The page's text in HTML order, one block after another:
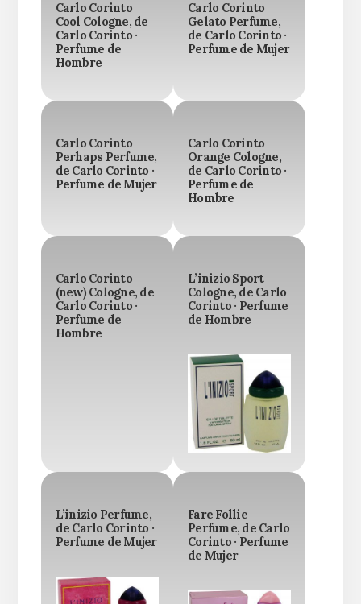
Carlo Corinto
Cool Cologne, de
Carlo Corinto ·
Perfume de
Hombre
Carlo Corinto
Gelato Perfume,
de Carlo Corinto ·
Perfume de Mujer
Carlo Corinto
Perhaps Perfume,
de Carlo Corinto ·
Perfume de Mujer
Carlo Corinto
Orange Cologne,
de Carlo Corinto ·
Perfume de
Hombre
Carlo Corinto
(new) Cologne, de
Carlo Corinto ·
Perfume de
Hombre
L’inizio Sport
Cologne, de Carlo
Corinto · Perfume
de Hombre
L’inizio Perfume,
de Carlo Corinto ·
Perfume de Mujer
Fare Follie
Perfume, de Carlo
Corinto · Perfume
de Mujer